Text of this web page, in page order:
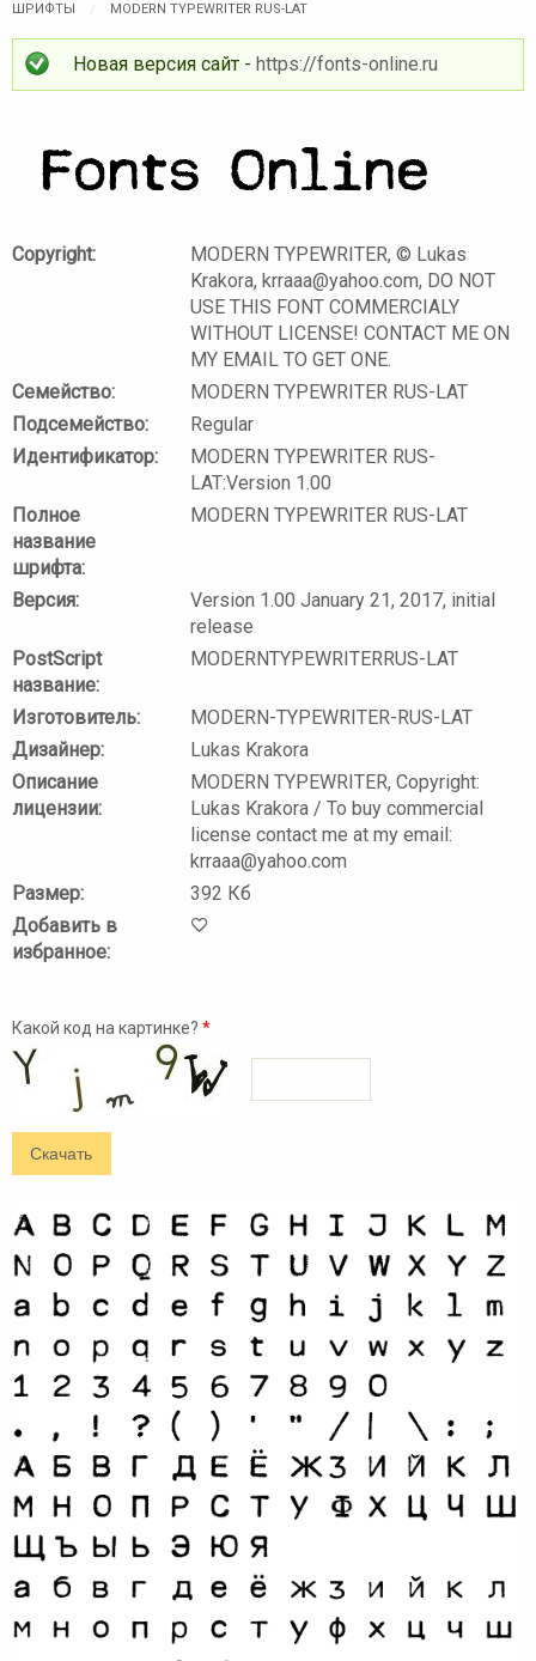
ШРИФТЫ MODERN TYPEWRITER RUS-LAT
Новая версия сайт - https://fonts-online.ru
Copyright:
MODERN TYPEWRITER, © Lukas
Krakora, krraaa@yahoo.com, DO NOT
USE THIS FONT COMMERCIALY
WITHOUT LICENSE! CONTACT ME ON
MY EMAIL TO GET ONE.
Семейство:
MODERN TYPEWRITER RUS-LAT
Подсемейство:
Regular
Идентификатор:
MODERN TYPEWRITER RUS-
LAT:Version 1.00
Полное
название
шрифта:
MODERN TYPEWRITER RUS-LAT
Версия:
Version 1.00 January 21, 2017, initial
release
PostScript
название:
MODERNTYPEWRITERRUS-LAT
Изготовитель:
MODERN-TYPEWRITER-RUS-LAT
Дизайнер:
Lukas Krakora
Описание
лицензии:
MODERN TYPEWRITER, Copyright:
Lukas Krakora / To buy commercial
license contact me at my email:
krraaa@yahoo.com
Размер:
392 Кб
Добавить в
избранное:
Какой код на картинке? *